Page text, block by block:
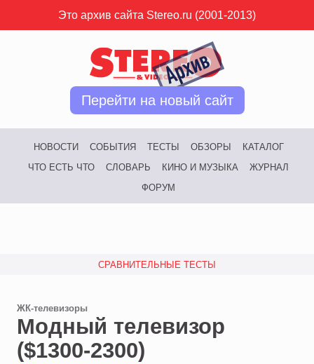
Это архив сайта Stereo.ru (2001-2013)
Перейти на новый сайт
НОВОСТИ СОБЫТИЯ ТЕСТЫ ОБЗОРЫ
КАТАЛОГ
ЧТО ЕСТЬ ЧТО
СЛОВАРЬ КИНО И МУЗЫКА
ЖУРНАЛ
ФОРУМ
СРАВНИТЕЛЬНЫЕ ТЕСТЫ
ЖК-телевизоры
Модный телевизор
($1300-2300)